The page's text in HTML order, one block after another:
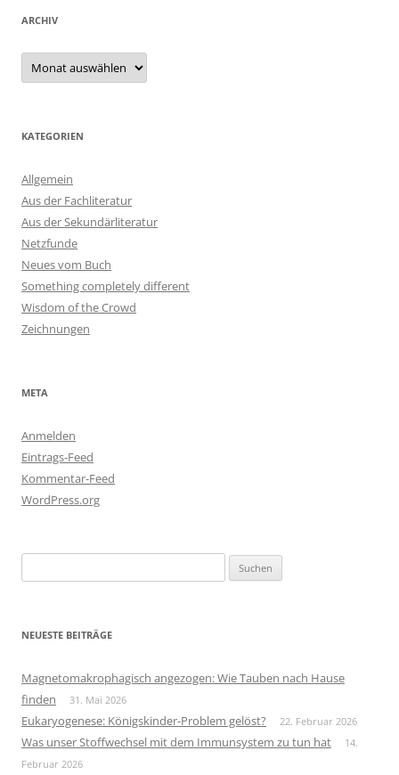
ARCHIV
Archiv
KATEGORIEN
Allgemein
Aus der Fachliteratur
Aus der Sekundärliteratur
Netzfunde
Neues vom Buch
Something completely different
Wisdom of the Crowd
Zeichnungen
META
Anmelden
Eintrags-Feed
Kommentar-Feed
WordPress.org
nach:
NEUESTE BEITRÄGE
Magnetomakrophagisch angezogen: Wie Tauben nach Hause
finden
31. Mai 2026
Eukaryogenese: Königskinder-Problem gelöst? 22. Februar 2026
Was unser Stoffwechsel mit dem Immunsystem zu tun hat
14.
Februar 2026